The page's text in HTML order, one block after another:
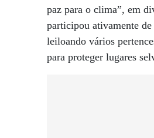
paz para o clima”, em
participou ativamente
leiloando vários
para proteger lugares